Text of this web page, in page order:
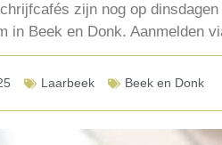
zijn nog op
in Beek en Donk. Aanmelden
Laarbeek Beek en Donk